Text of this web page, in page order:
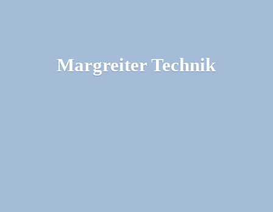
Margreiter Technik